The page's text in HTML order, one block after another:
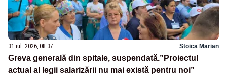
31 iul. 2026, 08:37 Stoica Marian
Greva generală din spitale, suspendată.”Proiectul
actual al legii salarizării nu mai există pentru noi”